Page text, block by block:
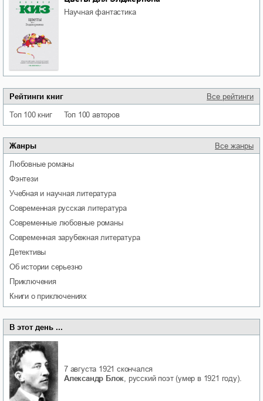
научная фантастика
Рейтинги книг Все рейтинги
Топ 100 книг Топ 100 авторов
Жанры Все жанры
любовные романы
фэнтези
учебная и научная литература
современная русская литература
современные любовные романы
современная зарубежная литература
детективы
об истории серьезно
приключения
книги о приключениях
В этот день ...
7 августа 1921 скончался
Александр Блок, русский поэт (умер в 1921 году).